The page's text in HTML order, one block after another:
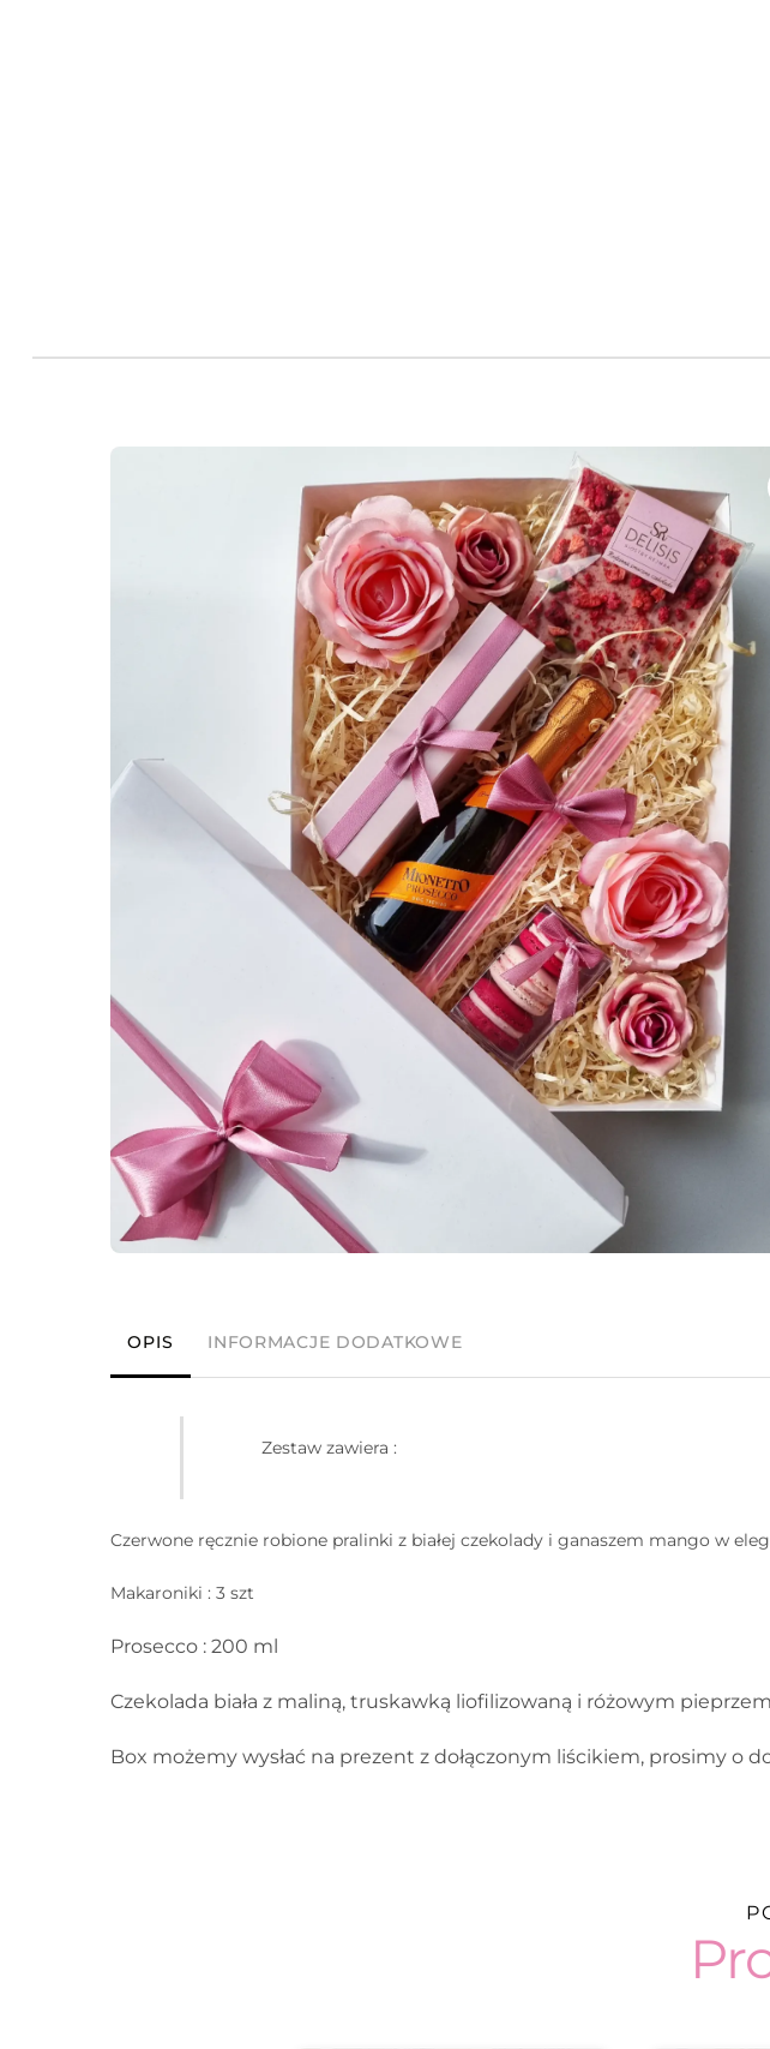
OPIS INFORMACJE DODATKOWE
Zestaw zawiera :
Czerwone ręcznie robione pralinki z białej czekolady i ganaszem mango w
Makaroniki : 3 szt
Prosecco : 200 ml
Czekolada biała z maliną, truskawką liofilizowaną i różowym
Box możemy wysłać na prezent z dołączonym liścikiem, prosimy o